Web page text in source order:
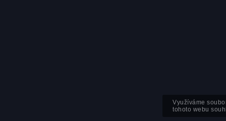
Využíváme
tohoto webu